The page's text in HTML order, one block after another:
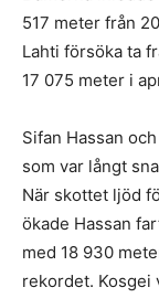
517 meter från
Lahti försöka ta
17 075 meter i
Sifan Hassan
som var långt
När skottet ljöd
ökade Hassan
med 18 930
rekordet. Kosgei